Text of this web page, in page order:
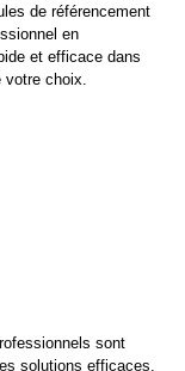
de référencement
en
et efficace dans
choix.
sont
solutions efficaces,